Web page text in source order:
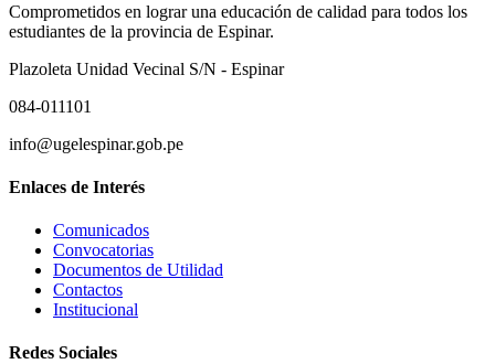
Comprometidos en lograr una educación de calidad para todos los
estudiantes de la provincia de Espinar.
Plazoleta Unidad Vecinal S/N - Espinar
084-011101
info@ugelespinar.gob.pe
Enlaces de Interés
Comunicados
Convocatorias
Documentos de Utilidad
Contactos
Institucional
Redes Sociales